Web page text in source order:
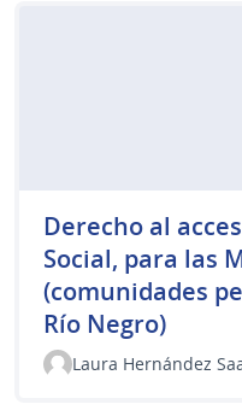
Derecho al
Social, para las
(comunidades
Río Negro)
Laura Hernández